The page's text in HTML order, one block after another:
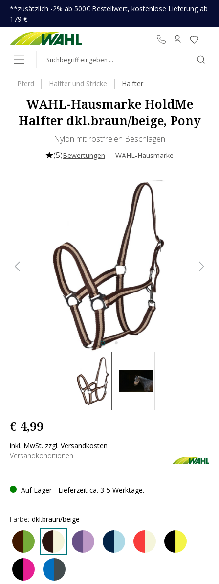
springen
**zusätzlich -2% ab 500€ Bestellwert, kostenlose Lieferung ab
179 €
Pferd Halfter und Stricke Halfter
WAHL-Hausmarke HoldMe
Halfter dkl.braun/beige, Pony
Nylon mit rostfreien Beschlägen
(5)Bewertungen WAHL-Hausmarke
€ 4,99
inkl. MwSt. zzgl. Versandkosten
Versandkonditionen
Auf Lager - Lieferzeit ca. 3-5 Werktage.
Farbe: dkl.braun/beige